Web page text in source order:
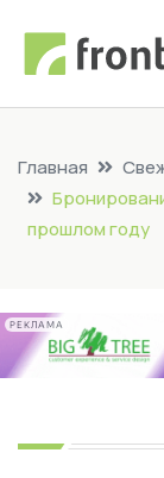
Главная
прошлом году
РЕКЛАМА